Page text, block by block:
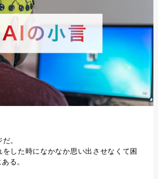
。
した時になかなか思い出させなくて困
る。